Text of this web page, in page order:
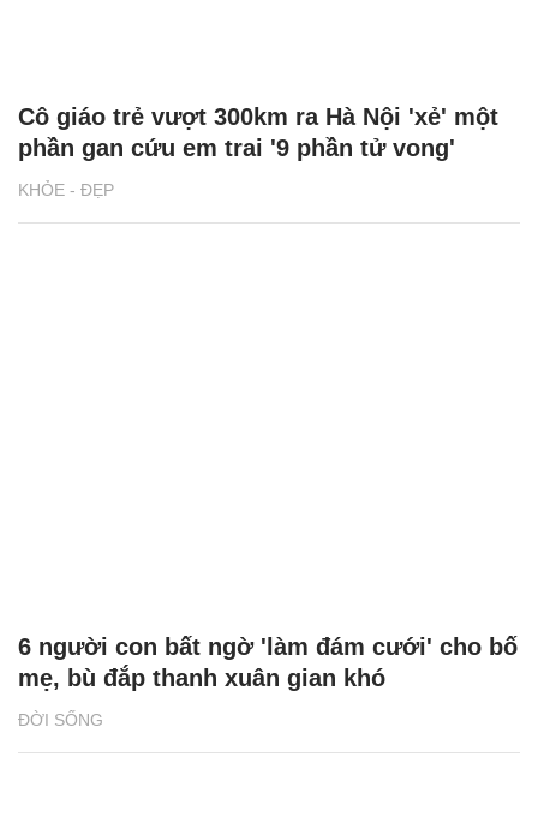
KHỎE - ĐẸP
Cô giáo trẻ vượt 300km ra Hà Nội 'xẻ' một
phần gan cứu em trai '9 phần tử vong'
ĐỜI SỐNG
6 người con bất ngờ 'làm đám cưới' cho bố
mẹ, bù đắp thanh xuân gian khó